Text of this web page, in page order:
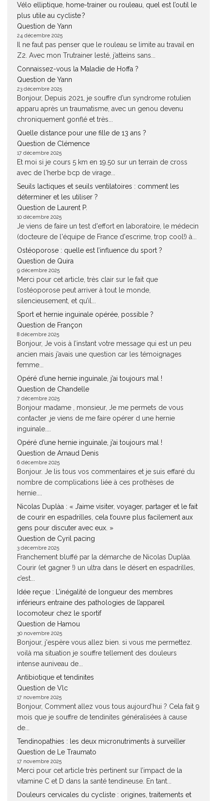
Vélo elliptique, home-trainer ou rouleau, quel est l’outil le
plus utile au cycliste ?
Question de Yann
24 décembre 2025
Il ne faut pas penser que le rouleau se limite au travail en
Z2. Avec mon Trutrainer lesté, j’atteins sans...
Connaissez-vous la Maladie de Hoffa ?
Question de Yann
23 décembre 2025
Bonjour, Depuis 2021, je souffre d’un syndrome rotulien
apparu après un traumatisme, avec un genou devenu
chroniquement gonflé et très...
Quelle distance pour une fille de 13 ans ?
Question de Clémence
17 décembre 2025
Et moi si je cours 5 km en 19.50 sur un terrain de cross
avec de l'herbe bcp de virage...
Seuils lactiques et seuils ventilatoires : comment les
déterminer et les utiliser ?
Question de Laurent P.
10 décembre 2025
Je viens de faire un test d'effort en laboratoire, le médecin
(docteure de l'équipe de France d'escrime, trop cool!) à...
Ostéoporose : quelle est l’influence du sport ?
Question de Quira
9 décembre 2025
Merci pour cet article, très clair sur le fait que
l’ostéoporose peut arriver à tout le monde,
silencieusement, et qu’il...
Sport et hernie inguinale opérée, possible ?
Question de Françon
8 décembre 2025
Bonjour, Je vois à l’instant votre message qui est un peu
ancien mais j’avais une question car les témoignages
femme...
Opéré d’une hernie inguinale, j’ai toujours mal !
Question de Chandelle
7 décembre 2025
Bonjour madame , monsieur, Je me permets de vous
contacter ,je viens de me faire opérer d une hernie
inguinale....
Opéré d’une hernie inguinale, j’ai toujours mal !
Question de Arnaud Denis
6 décembre 2025
Bonjour. Je lis tous vos commentaires et je suis effaré du
nombre de complications liée à ces prothèses de
hernie....
Nicolas Duplàa : « J’aime visiter, voyager, partager et le fait
de courir en espadrilles, cela t’ouvre plus facilement aux
gens pour discuter avec eux. »
Question de Cyril pacing
3 décembre 2025
Franchement bluffé par la démarche de Nicolas Duplàa.
Courir (et gagner !) un ultra dans le désert en espadrilles,
c’est...
Idée reçue : L’inégalité de longueur des membres
inférieurs entraine des pathologies de l’appareil
locomoteur chez le sportif
Question de Hamou
30 novembre 2025
Bonjour, j'espère vous allez bien. si vous me permettez.
voilà ma situation je souffre tellement des douleurs
intense auniveau de...
Antibiotique et tendinites
Question de Vlc
17 novembre 2025
Bonjour, Comment allez vous tous aujourd'hui ? Cela fait 9
mois que je souffre de tendinites généralisées à cause
de...
Tendinopathies : les deux micronutriments à surveiller
Question de Le Traumato
17 novembre 2025
Merci pour cet article très pertinent sur l’impact de la
vitamine C et D dans la santé tendineuse. En tant...
Douleurs cervicales du cycliste : origines, traitements et